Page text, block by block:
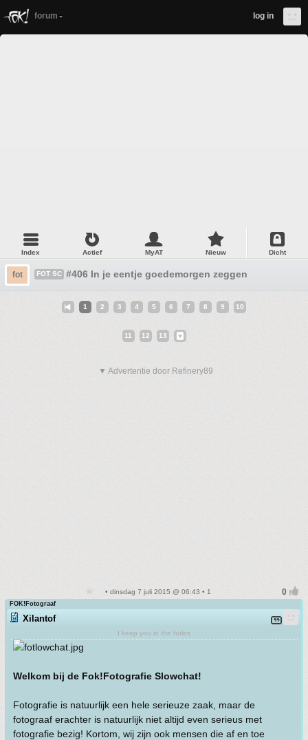
forum log in
Index Actief MyAT Nieuw Dicht
fot FOT SC #406 In je eentje goedemorgen zeggen
1 2 3 4 5 6 7 8 9 10
11 12 13
▼ Advertentie door Refinery89
• dinsdag 7 juli 2015 @ 06:43 • 1
FOK!Fotograaf
Xilantof
I keep you in the holes
Welkom bij de Fok!Fotografie Slowchat!
Fotografie is natuurlijk een hele serieuze zaak, maar de
fotograaf erachter is natuurlijk niet altijd even serieus met
fotografie bezig! Kortom, wij zijn ook mensen die af en toe